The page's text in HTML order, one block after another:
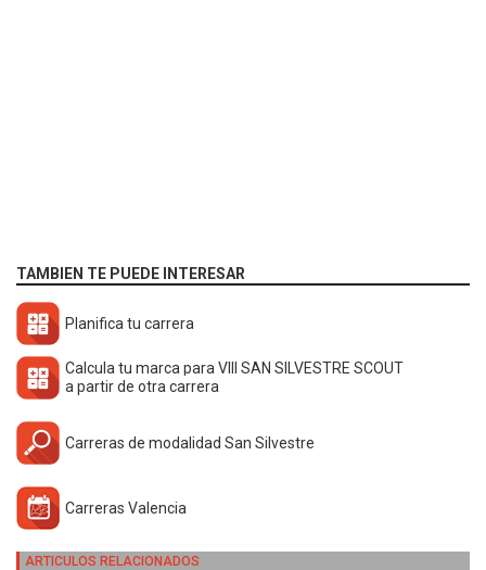
TAMBIEN TE PUEDE INTERESAR
Planifica tu carrera
Calcula tu marca para VIII SAN SILVESTRE SCOUT
a partir de otra carrera
Carreras de modalidad San Silvestre
Carreras Valencia
ARTICULOS RELACIONADOS